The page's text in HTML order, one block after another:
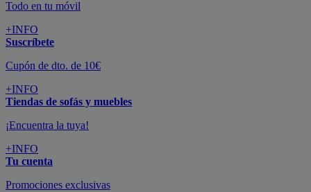
Todo en tu móvil
+INFO
Suscríbete
Cupón de dto. de 10€
+INFO
Tiendas de sofás y muebles
¡Encuentra la tuya!
+INFO
Tu cuenta
Promociones exclusivas